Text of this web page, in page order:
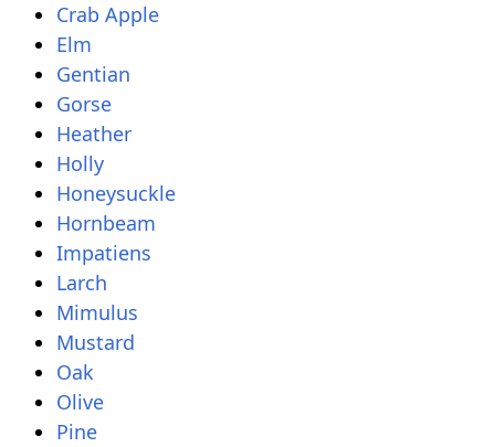
Crab Apple
Elm
Gentian
Gorse
Heather
Holly
Honeysuckle
Hornbeam
Impatiens
Larch
Mimulus
Mustard
Oak
Olive
Pine